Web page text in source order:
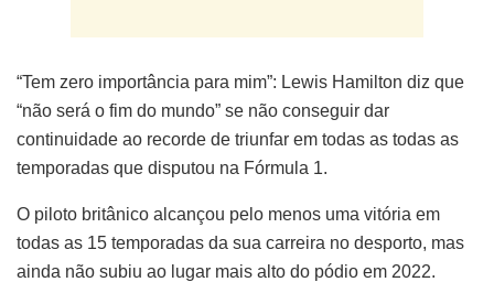
“Tem zero importância para mim”: Lewis Hamilton diz que
“não será o fim do mundo” se não conseguir dar
continuidade ao recorde de triunfar em todas as todas as
temporadas que disputou na Fórmula 1.
O piloto britânico alcançou pelo menos uma vitória em
todas as 15 temporadas da sua carreira no desporto, mas
ainda não subiu ao lugar mais alto do pódio em 2022.